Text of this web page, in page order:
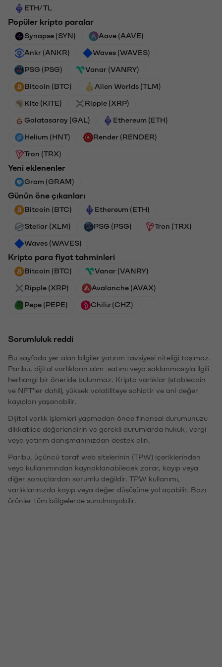
ETH/TL
Popüler kripto paralar
Synapse (SYN) Aave (AAVE)
Ankr (ANKR) Waves (WAVES)
PSG (PSG) Vanar (VANRY)
Bitcoin (BTC) Alien Worlds (TLM)
Kite (KITE) Ripple (XRP)
Galatasaray (GAL) Ethereum (ETH)
Helium (HNT) Render (RENDER)
Tron (TRX)
Yeni eklenenler
Gram (GRAM)
Günün öne çıkanları
Bitcoin (BTC) Ethereum (ETH)
Stellar (XLM) PSG (PSG) Tron (TRX)
Waves (WAVES)
Kripto para fiyat tahminleri
Bitcoin (BTC) Vanar (VANRY)
Ripple (XRP) Avalanche (AVAX)
Pepe (PEPE) Chiliz (CHZ)
Sorumluluk reddi
Bu sayfada yer alan bilgiler yatırım tavsiyesi niteliği taşımaz.
Paribu, dijital varlıkların alım-satımı veya saklanmasıyla ilgili
herhangi bir öneride bulunmaz. Kripto varlıklar (stablecoin
ve NFT'ler dahil), yüksek volatiliteye sahiptir ve ani değer
kayıpları yaşanabilir.
Dijital varlık işlemleri yapmadan önce finansal durumunuzu
dikkatlice değerlendirin ve gerekli durumlarda hukuk, vergi
veya yatırım danışmanınızdan destek alın.
Paribu, üçüncü taraf web sitelerinin (TPW) içeriklerinden
veya kullanımından kaynaklanabilecek zarar, kayıp veya
diğer sonuçlardan sorumlu değildir. TPW kullanımı,
varlıklarınızda kayıp veya değer düşüşüne yol açabilir. Bazı
ürünler tüm bölgelerde sunulmayabilir.